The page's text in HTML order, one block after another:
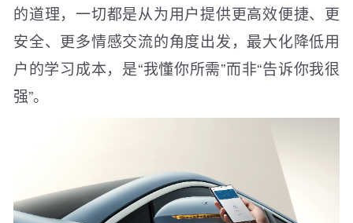
的道理，一切都是从为用户提供更高效便捷、更
安全、更多情感交流的角度出发，最大化降低用
户的学习成本，是“我懂你所需”而非“告诉你我很
强”。